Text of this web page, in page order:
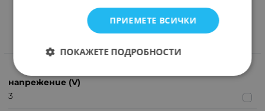
ХАРАКТЕРИСТИКИ
напрежение (V)
3
ПРИЕМЕТЕ ВСИЧКИ
ПОКАЖЕТЕ ПОДРОБНОСТИ